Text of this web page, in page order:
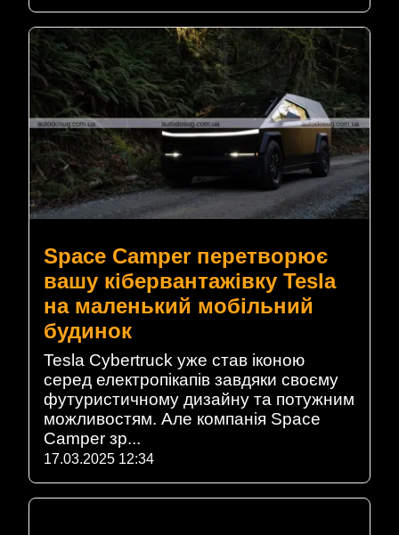
Space Camper перетворює
вашу кібервантажівку Tesla
на маленький мобільний
будинок
Tesla Cybertruck уже став іконою
серед електропікапів завдяки своєму
футуристичному дизайну та потужним
можливостям. Але компанія Space
Camper зр...
17.03.2025 12:34